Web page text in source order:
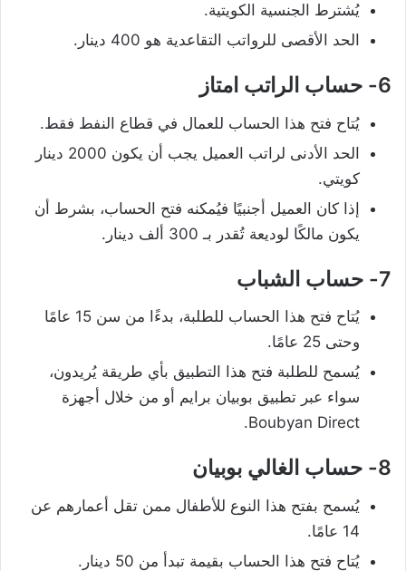
يُشترط الجنسية الكويتية.
الحد الأقصى للرواتب التقاعدية هو 400 دينار.
6- حساب الراتب امتاز
يُتاح فتح هذا الحساب للعمال في قطاع النفط فقط.
الحد الأدنى لراتب العميل يجب أن يكون 2000 دينار
كويتي.
إذا كان العميل أجنبيًا فيُمكنه فتح الحساب، بشرط أن
يكون مالكًا لوديعة تُقدر بـ 300 ألف دينار.
7- حساب الشباب
يُتاح فتح هذا الحساب للطلبة، بدءًا من سن 15 عامًا
وحتى 25 عامًا.
يُسمح للطلبة فتح هذا التطبيق بأي طريقة يُريدون،
سواء عبر تطبيق بوبيان برايم أو من خلال أجهزة
Boubyan Direct.
8- حساب الغالي بوبيان
يُسمح بفتح هذا النوع للأطفال ممن تقل أعمارهم عن
14 عامًا.
يُتاح فتح هذا الحساب بقيمة تبدأ من 50 دينار.